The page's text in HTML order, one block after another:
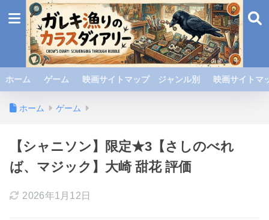
ホーム ゲーム 映画サイトマップ ジャンル別 映画サイト
ホーム ゲーム
【シャニソン】限定★3【さしのべれ
ば、マジック】大崎 甜花 評価
2026年1月12日